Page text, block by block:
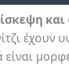
έχουν
είναι